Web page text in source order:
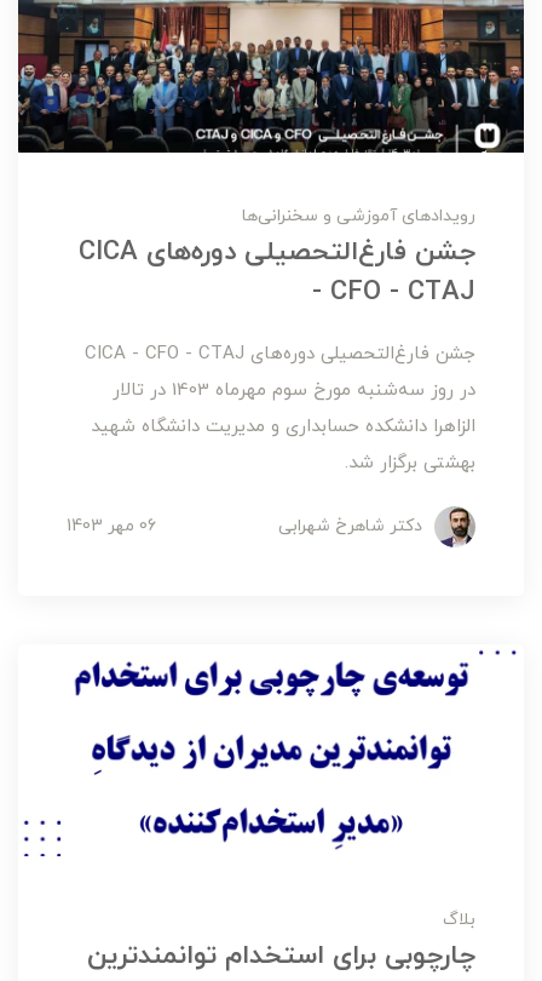
رویدادهای آموزشی و سخنرانی‌ها
جشن فارغ‌التحصیلی دوره‌های CICA
- CFO - CTAJ
جشن فارغ‌التحصیلی دوره‌های CICA - CFO - CTAJ
در روز سه‌شنبه مورخ سوم مهرماه 1403 در تالار
الزاهرا دانشکده حسابداری و مدیریت دانشگاه شهید
بهشتی برگزار شد.
دکتر شاهرخ شهرابی 06 مهر 1403
بلاگ
چارچوبی برای استخدام توانمندترین